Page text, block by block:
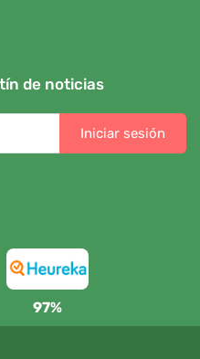
de noticias
Iniciar sesión
97%